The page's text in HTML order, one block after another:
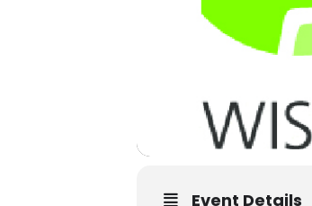
Event Details